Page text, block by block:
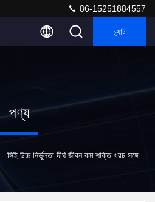
86-15251884557
চ্যাট
পণ্য
সিই উচ্চ নির্ভুলতা দীর্ঘ জীবন কম শক্তি খরচ সঙ্গে